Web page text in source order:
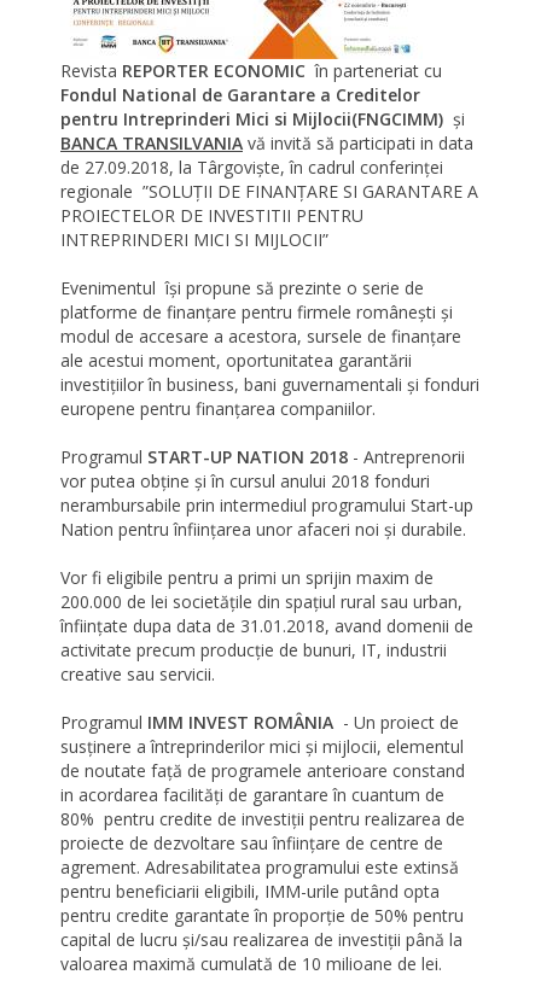
Revista REPORTER ECONOMIC în parteneriat cu
Fondul National de Garantare a Creditelor
pentru Intreprinderi Mici si Mijlocii(FNGCIMM) și
BANCA TRANSILVANIA vă invită să participati in data
de 27.09.2018, la Târgoviște, în cadrul conferinței
regionale ”SOLUȚII DE FINANȚARE SI GARANTARE A
PROIECTELOR DE INVESTITII PENTRU
INTREPRINDERI MICI SI MIJLOCII”
Evenimentul își propune să prezinte o serie de
platforme de finanțare pentru firmele românești și
modul de accesare a acestora, sursele de finanțare
ale acestui moment, oportunitatea garantării
investițiilor în business, bani guvernamentali și fonduri
europene pentru finanțarea companiilor.
Programul START-UP NATION 2018 - Antreprenorii
vor putea obține și în cursul anului 2018 fonduri
nerambursabile prin intermediul programului Start-up
Nation pentru înființarea unor afaceri noi și durabile.
Vor fi eligibile pentru a primi un sprijin maxim de
200.000 de lei societățile din spațiul rural sau urban,
înființate dupa data de 31.01.2018, avand domenii de
activitate precum producție de bunuri, IT, industrii
creative sau servicii.
Programul IMM INVEST ROMÂNIA - Un proiect de
susținere a întreprinderilor mici și mijlocii, elementul
de noutate față de programele anterioare constand
in acordarea facilități de garantare în cuantum de
80% pentru credite de investiții pentru realizarea de
proiecte de dezvoltare sau înființare de centre de
agrement. Adresabilitatea programului este extinsă
pentru beneficiarii eligibili, IMM-urile putând opta
pentru credite garantate în proporție de 50% pentru
capital de lucru și/sau realizarea de investiții până la
valoarea maximă cumulată de 10 milioane de lei.